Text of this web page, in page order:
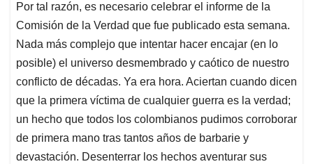
Por tal razón, es necesario celebrar el informe de la
Comisión de la Verdad que fue publicado esta semana.
Nada más complejo que intentar hacer encajar (en lo
posible) el universo desmembrado y caótico de nuestro
conflicto de décadas. Ya era hora. Aciertan cuando dicen
que la primera víctima de cualquier guerra es la verdad;
un hecho que todos los colombianos pudimos corroborar
de primera mano tras tantos años de barbarie y
devastación. Desenterrar los hechos aventurar sus